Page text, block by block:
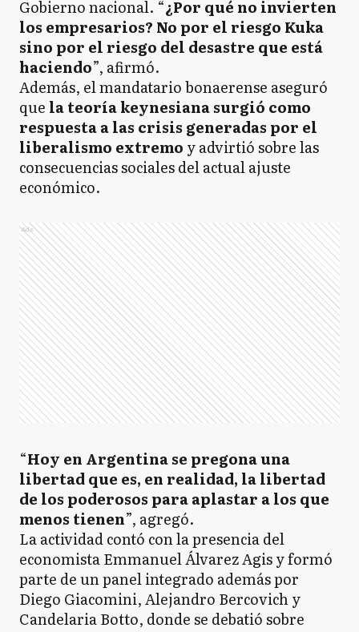
Gobierno nacional. “¿Por qué no invierten
los empresarios? No por el riesgo Kuka
sino por el riesgo del desastre que está
haciendo”, afirmó.
Además, el mandatario bonaerense aseguró
que la teoría keynesiana surgió como
respuesta a las crisis generadas por el
liberalismo extremo y advirtió sobre las
consecuencias sociales del actual ajuste
económico.
Ads
“Hoy en Argentina se pregona una
libertad que es, en realidad, la libertad
de los poderosos para aplastar a los que
menos tienen”, agregó.
La actividad contó con la presencia del
economista Emmanuel Álvarez Agis y formó
parte de un panel integrado además por
Diego Giacomini, Alejandro Bercovich y
Candelaria Botto, donde se debatió sobre